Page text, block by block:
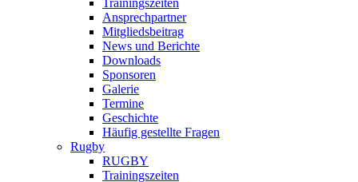
Trainingszeiten
Ansprechpartner
Mitgliedsbeitrag
News und Berichte
Downloads
Sponsoren
Galerie
Termine
Geschichte
Häufig gestellte Fragen
Rugby
RUGBY
Trainingszeiten